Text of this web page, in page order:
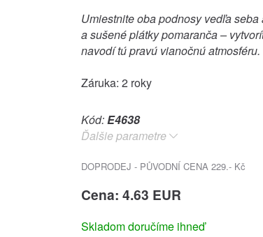
Umiestnite oba podnosy vedľa
a sušené plátky pomaranča –
navodí tú pravú vianočnú atmosféru.
Záruka: 2 roky
Kód:E4638
Ďalšie parametre
DOPRODEJ - PŮVODNÍ CENA 229.- Kč
Cena: 4.63 EUR
Skladom doručíme ihneď